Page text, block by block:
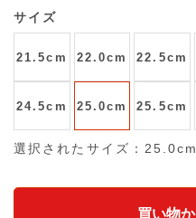
サイズ
21.5cm 22.0cm 22.5cm
24.5cm 25.0cm 25.5cm
選択されたサイズ：25.0cm